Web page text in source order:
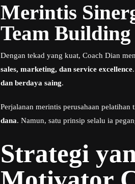
Merintis
Team Building
Dengan tekad yang kuat, Coach Dian
sales, marketing, dan service excellence
dan berdaya saing.
Perjalanan merintis perusahaan
dana. Namun, satu prinsip selalu ia
Strategi